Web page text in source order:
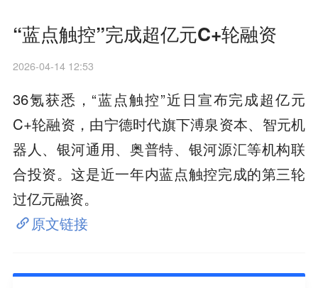
“蓝点触控”完成超亿元C+轮融资
2026-04-14 12:53
36氪获悉，“蓝点触控”近日宣布完成超亿元
C+轮融资，由宁德时代旗下溥泉资本、智元机
器人、银河通用、奥普特、银河源汇等机构联
合投资。这是近一年内蓝点触控完成的第三轮
过亿元融资。
原文链接